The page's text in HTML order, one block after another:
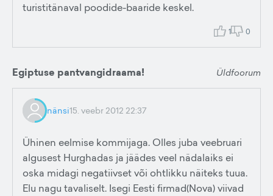
turistitänaval poodide-baaride keskel.
1 0
Egiptuse pantvangidraama! Üldfoorum
nänsi15. veebr 2012 22:37
Ühinen eelmise kommijaga. Olles juba veebruari
algusest Hurghadas ja jäädes veel nädalaiks ei
oska midagi negatiivset või ohtlikku näiteks tuua.
Elu nagu tavaliselt. Isegi Eesti firmad(Nova) viivad